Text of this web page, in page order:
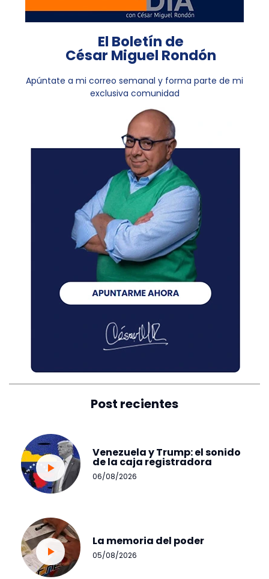
El Boletín de
César Miguel Rondón
Apúntate a mi correo semanal y forma parte de mi
exclusiva comunidad
Post recientes
Venezuela y Trump: el sonido
de la caja registradora
06/08/2026
La memoria del poder
05/08/2026